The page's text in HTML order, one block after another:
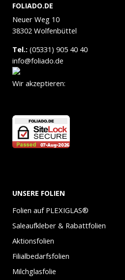
FOLIADO.DE
Neuer Weg 10
38302 Wolfenbüttel
Tel.: (05331) 905 40 40
info@foliado.de
Wir akzeptieren:
UNSERE FOLIEN
Folien auf PLEXIGLAS®
Saleaufkleber & Rabattfolien
Aktionsfolien
Filialbedarfsfolien
Milchglasfolie